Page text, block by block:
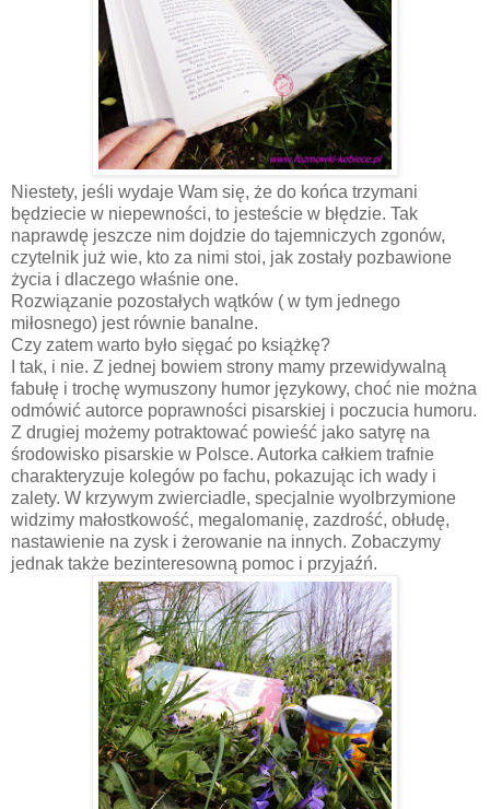
Niestety, jeśli wydaje Wam się, że do końca trzymani
będziecie w niepewności, to jesteście w błędzie. Tak
naprawdę jeszcze nim dojdzie do tajemniczych zgonów,
czytelnik już wie, kto za nimi stoi, jak zostały pozbawione
życia i dlaczego właśnie one.
Rozwiązanie pozostałych wątków ( w tym jednego
miłosnego) jest równie banalne.
Czy zatem warto było sięgać po książkę?
I tak, i nie. Z jednej bowiem strony mamy przewidywalną
fabułę i trochę wymuszony humor językowy, choć nie można
odmówić autorce poprawności pisarskiej i poczucia humoru.
Z drugiej możemy potraktować powieść jako satyrę na
środowisko pisarskie w Polsce. Autorka całkiem trafnie
charakteryzuje kolegów po fachu, pokazując ich wady i
zalety. W krzywym zwierciadle, specjalnie wyolbrzymione
widzimy małostkowość, megalomanię, zazdrość, obłudę,
nastawienie na zysk i żerowanie na innych. Zobaczymy
jednak także bezinteresowną pomoc i przyjaźń.